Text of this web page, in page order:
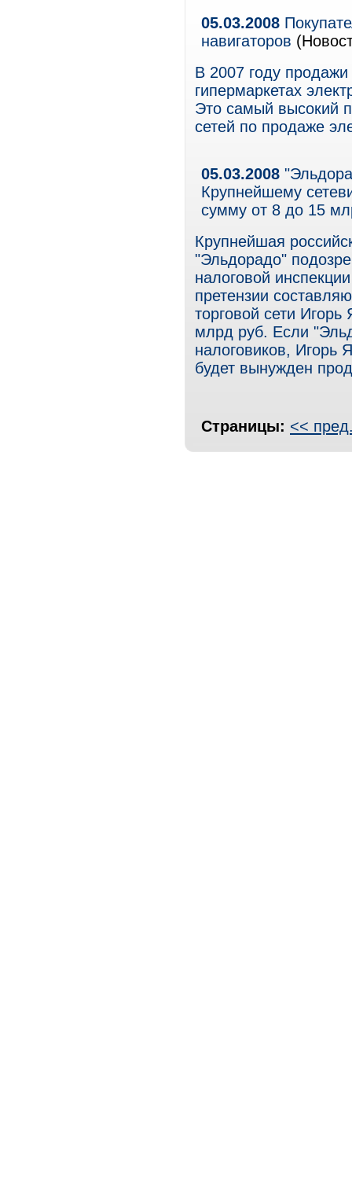
05.03.2008
навигаторов
В 2007 году
гипермаркетах
Это самый высокий
сетей по продаже
05.03.2008
Крупнейшему
сумму от 8 до 15
Крупнейшая
"Эльдорадо"
налоговой
претензии
торговой сети Игорь
млрд руб. Если
налоговиков, Игорь
будет вынужден
Страницы: <<